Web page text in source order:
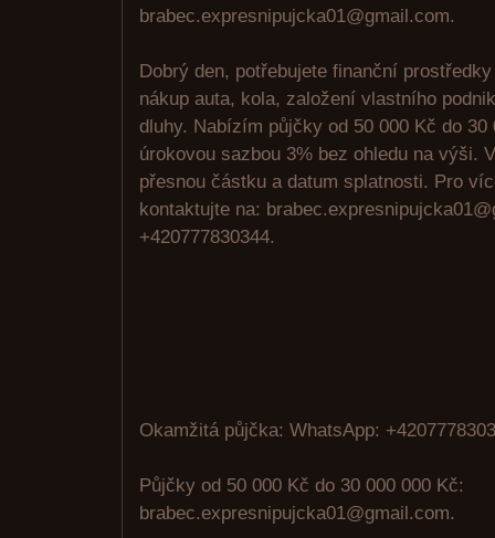
brabec.expresnipujcka01@gmail.com.
Dobrý den, potřebujete finanční
nákup auta, kola, založení vlastního
dluhy. Nabízím půjčky od 50 000 Kč do 30
úrokovou sazbou 3% bez ohledu na výši.
přesnou částku a datum splatnosti. Pro
kontaktujte na:
+420777830344.
Okamžitá půjčka: WhatsApp:
Půjčky od 50 000 Kč do 30 000 000 Kč:
brabec.expresnipujcka01@gmail.com.